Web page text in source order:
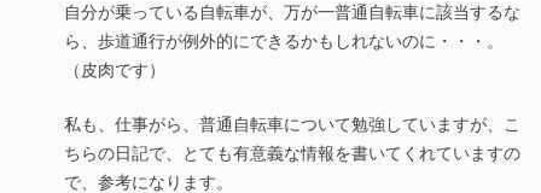
自分が乗っている自転車が、万が一普通自転車に該当するな
ら、歩道通行が例外的にできるかもしれないのに・・・。
（皮肉です）
私も、仕事がら、普通自転車について勉強していますが、こ
ちらの日記で、とても有意義な情報を書いてくれていますの
で、参考になります。